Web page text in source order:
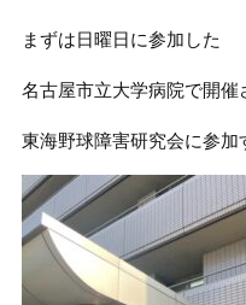
まずは日曜日に参加した
名古屋市立大学病院で開催
東海野球障害研究会に参加